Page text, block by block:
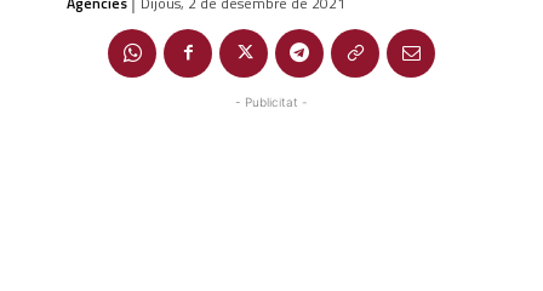
- Publicitat -